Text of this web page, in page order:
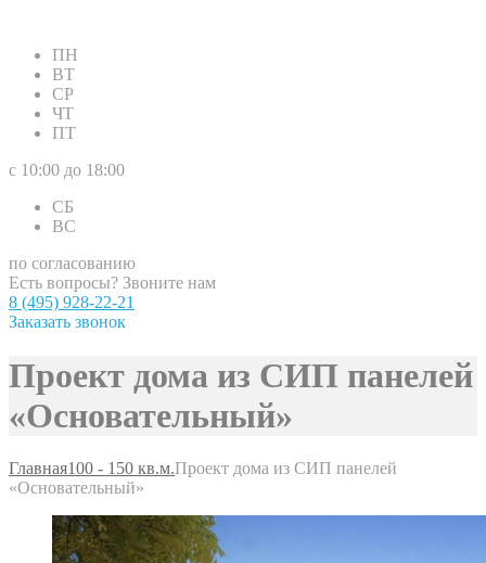
ПН
ВТ
СР
ЧТ
ПТ
с 10:00 до 18:00
СБ
ВС
по согласованию
Есть вопросы? Звоните нам
8 (495) 928-22-21
Заказать звонок
Проект дома из СИП панелей
«Основательный»
Главная100 - 150 кв.м.Проект дома из СИП панелей
«Основательный»